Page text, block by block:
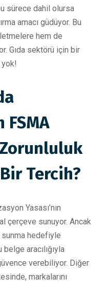
sürece dahil olursa
amacı güdüyor. Bu
hem de
Gıda sektörü için bir
Tercih?
Yasası’nın
çerçeve sunuyor. Ancak
hedefiyle
aracılığıyla
verebiliyor. Diğer
markalarını